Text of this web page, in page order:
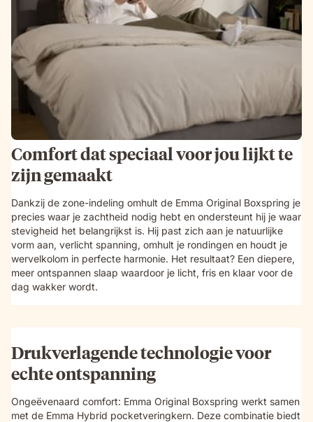
Comfort dat speciaal voor jou lijkt te
zijn gemaakt
Dankzij de zone-indeling omhult de Emma Original Boxspring je
precies waar je zachtheid nodig hebt en ondersteunt hij je waar
stevigheid het belangrijkst is. Hij past zich aan je natuurlijke
vorm aan, verlicht spanning, omhult je rondingen en houdt je
wervelkolom in perfecte harmonie. Het resultaat? Een diepere,
meer ontspannen slaap waardoor je licht, fris en klaar voor de
dag wakker wordt.
Drukverlagende technologie voor
echte ontspanning
Ongeëvenaard comfort: Emma Original Boxspring werkt samen
met de Emma Hybrid pocketveringkern. Deze combinatie biedt